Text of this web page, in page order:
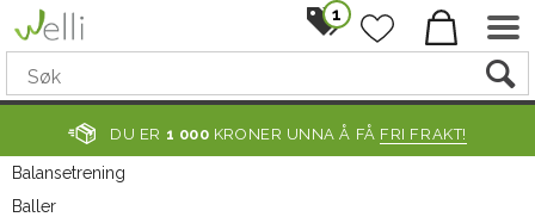
1
DU ER 1 000 KRONER UNNA Å FÅ FRI FRAKT!
Balansetrening
Baller